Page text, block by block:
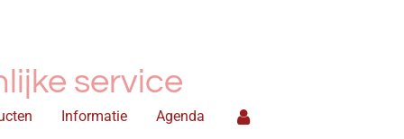
service
Informatie Agenda